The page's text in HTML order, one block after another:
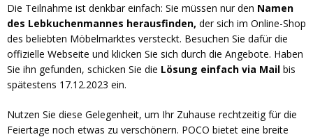
Die Teilnahme ist denkbar einfach: Sie müssen nur den Namen
des Lebkuchenmannes herausfinden, der sich im Online-Shop
des beliebten Möbelmarktes versteckt. Besuchen Sie dafür die
offizielle Webseite und klicken Sie sich durch die Angebote. Haben
Sie ihn gefunden, schicken Sie die Lösung einfach via Mail bis
spätestens 17.12.2023 ein.
Nutzen Sie diese Gelegenheit, um Ihr Zuhause rechtzeitig für die
Feiertage noch etwas zu verschönern. POCO bietet eine breite